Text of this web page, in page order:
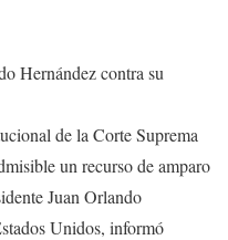
Hernández contra su
de la Corte Suprema
un recurso de amparo
Juan Orlando
Unidos, informó